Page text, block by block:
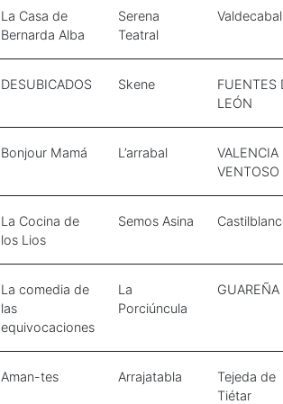
La Casa de
Bernarda Alba
Serena
Teatral
DESUBICADOS Skene
FUENTES
LEÓN
Bonjour Mamá L’arrabal
VALENCIA
VENTOSO
La Cocina de
los Lios
Semos Asina
La comedia de
las
equivocaciones
La
Porciúncula
GUAREÑA
Aman-tes Arrajatabla
Tejeda de
Tiétar